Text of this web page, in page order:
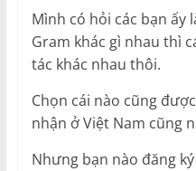
Mình có hỏi các bạn ấy
Gram khác gì nhau thì
tác khác nhau thôi.
Chọn cái nào cũng
nhận ở Việt Nam cũng
Nhưng bạn nào đăng